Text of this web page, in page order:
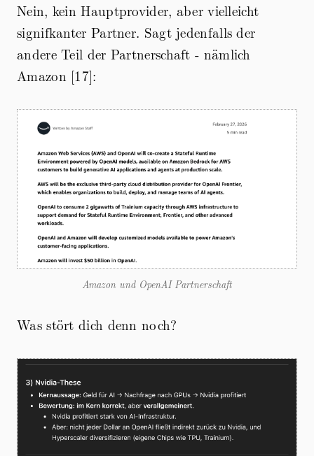
Nein, kein Hauptprovider, aber vielleicht
signifkanter Partner. Sagt jedenfalls der
andere Teil der Partnerschaft - nämlich
Amazon [17]:
Amazon und OpenAI Partnerschaft
Was stört dich denn noch?